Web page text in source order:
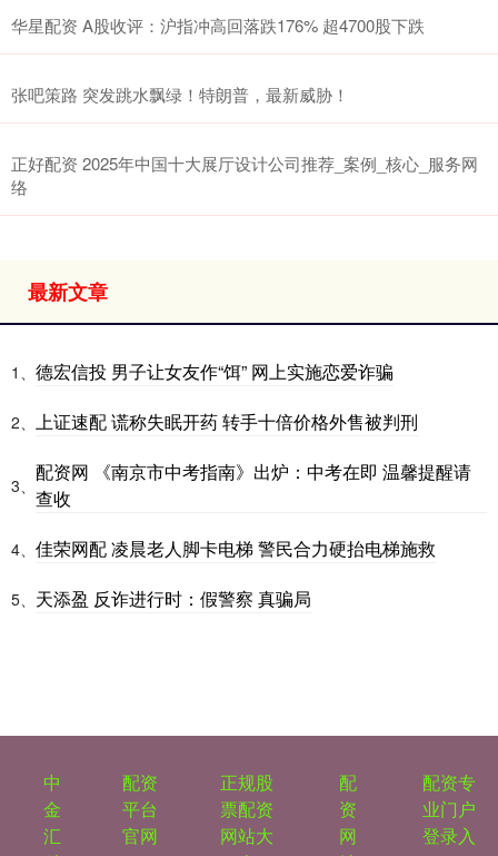
华星配资 A股收评：沪指冲高回落跌176% 超4700股下跌
张吧策路 突发跳水飘绿！特朗普，最新威胁！
正好配资 2025年中国十大展厅设计公司推荐_案例_核心_服务网
络
最新文章
1、 德宏信投 男子让女友作“饵” 网上实施恋爱诈骗
2、 上证速配 谎称失眠开药 转手十倍价格外售被判刑
3、
配资网 《南京市中考指南》出炉：中考在即 温馨提醒请
查收
4、 佳荣网配 凌晨老人脚卡电梯 警民合力硬抬电梯施救
5、 天添盈 反诈进行时：假警察 真骗局
中
金
汇
配资
平台
官网
正规股
票配资
网站大
配
资
网
配资专
业门户
登录入